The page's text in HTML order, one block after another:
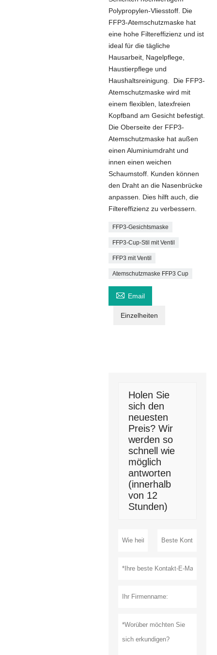
Polypropylen-Vliesstoff. Die
FFP3-Atemschutzmaske hat
eine hohe Filtereffizienz und ist
ideal für die tägliche
Hausarbeit, Nagelpflege,
Haustierpflege und
Haushaltsreinigung. Die FFP3-
Atemschutzmaske wird mit
einem flexiblen, latexfreien
Kopfband am Gesicht befestigt.
Die Oberseite der FFP3-
Atemschutzmaske hat außen
einen Aluminiumdraht und
innen einen weichen
Schaumstoff. Kunden können
den Draht an die Nasenbrücke
anpassen. Dies hilft auch, die
Filtereffizienz zu verbessern.
FFP3-Gesichtsmaske
FFP3-Cup-Stil mit Ventil
FFP3 mit Ventil
Atemschutzmaske FFP3 Cup
 Email
Einzelheiten
Holen Sie
sich den
neuesten
Preis? Wir
werden so
schnell wie
möglich
antworten
(innerhalb
von 12
Stunden)